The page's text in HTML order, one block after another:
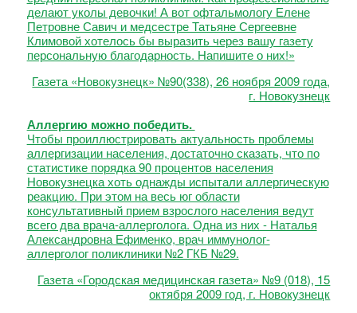
делают уколы девочки! А вот офтальмологу Елене
Петровне Савич и медсестре Татьяне Сергеевне
Климовой хотелось бы выразить через вашу газету
персональную благодарность. Напишите о них!»
Газета «Новокузнецк» №90(338), 26 ноября 2009 года,
г. Новокузнецк
Аллергию можно победить.
Чтобы проиллюстрировать актуальность проблемы
аллергизации населения, достаточно сказать, что по
статистике порядка 90 процентов населения
Новокузнецка хоть однажды испытали аллергическую
реакцию. При этом на весь юг области
консультативный прием взрослого населения ведут
всего два врача-аллерголога. Одна из них - Наталья
Александровна Ефименко, врач иммунолог-
аллерголог поликлиники №2 ГКБ №29.
Газета «Городская медицинская газета» №9 (018), 15
октября 2009 год, г. Новокузнецк